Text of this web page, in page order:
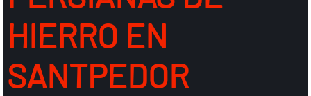
HIERRO EN
SANTPEDOR